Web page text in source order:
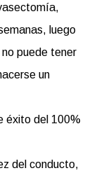
luego
puede tener
un
éxito del 100%
del conducto,